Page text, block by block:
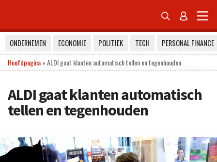
 
ONDERNEMEN ECONOMIE POLITIEK TECH
PERSONAL FINANCE
Hoofdpagina»ALDI gaat klanten automatisch tellen en tegenhouden
ALDI gaat klanten automatisch
tellen en tegenhouden